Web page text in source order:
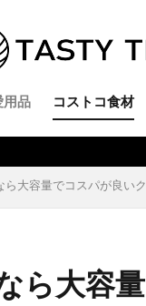
用品 コストコ食材
大容量でコスパが良い
ら大容